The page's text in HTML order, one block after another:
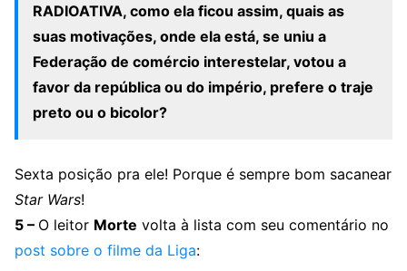
RADIOATIVA, como ela ficou assim, quais as
suas motivações, onde ela está, se uniu a
Federação de comércio interestelar, votou a
favor da república ou do império, prefere o traje
preto ou o bicolor?
Sexta posição pra ele! Porque é sempre bom sacanear
Star Wars!
5 – O leitor Morte volta à lista com seu comentário no
post sobre o filme da Liga: